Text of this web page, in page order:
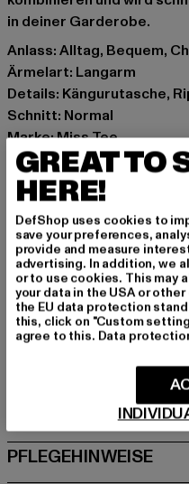
in deiner Garderobe.
Anlass: Alltag, Bequem,
Ärmelart: Langarm
Details: Kängurutasche,
Schnitt: Normal
Marke: Miss Tee
Kat.: Sweat & Fleece -
Farbe: rosa
Hersteller Farbe: softpink
Polyester
Art.Nr: MST322-12155
Hersteller: TB
Dr.-Robert-Murjahn-
GRÖSSE &
PFLEGEHINWEISE
GREAT TO
HERE!
DefShop uses cookies to
save your preferences,
provide and measure
advertising. In addition, we
or to use cookies. This may
your data in the USA or
the EU data protection
this, click on "Custom
agree to this. Data